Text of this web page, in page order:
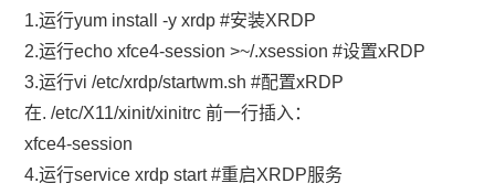
1.运行yum install -y xrdp #安装XRDP
2.运行echo xfce4-session >~/.xsession #设置xRDP
3.运行vi /etc/xrdp/startwm.sh #配置xRDP
在. /etc/X11/xinit/xinitrc 前一行插入：
xfce4-session
4.运行service xrdp start #重启XRDP服务